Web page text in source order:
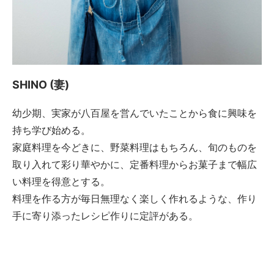
SHINO (妻)
幼少期、実家が八百屋を営んでいたことから食に興味を
持ち学び始める。
家庭料理を今どきに、野菜料理はもちろん、旬のものを
取り入れて彩り華やかに、定番料理からお菓子まで幅広
い料理を得意とする。
料理を作る方が毎日無理なく楽しく作れるような、作り
手に寄り添ったレシピ作りに定評がある。